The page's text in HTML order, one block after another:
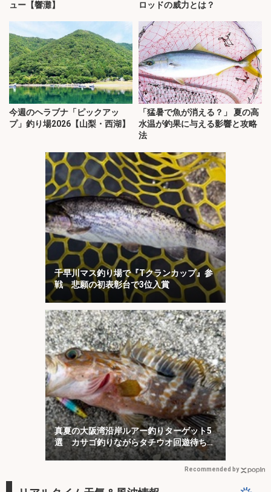
ュー【響灘】
ロッドの威力とは？
今週のヘラブナ「ピックアッ
プ」釣り場2026【山梨・西湖】
「猛暑で魚が消える？」 夏の高
水温が釣果に与える影響と攻略
法
千早川マス釣り場で『Tクランカップ』参
戦 悲願の初表彰台で3位入賞
真夏の大阪湾沿岸ルアー釣りターゲット5
選 カサゴ釣りながらタチウオ回遊待ちが
オススメ？
Recommended by